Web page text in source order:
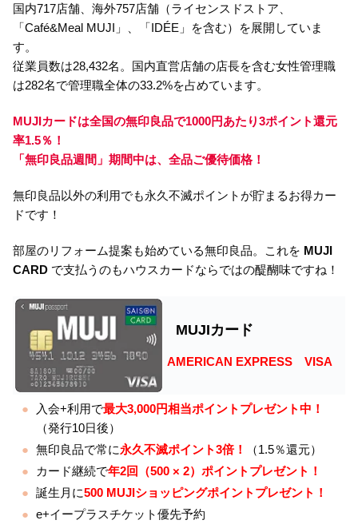
国内717店舗、海外757店舗（ライセンスドストア、
「Café&Meal MUJI」、「IDÉE」を含む）を展開していま
す。
従業員数は28,432名。国内直営店舗の店長を含む女性管理職
は282名で管理職全体の33.2%を占めています。
MUJIカードは全国の無印良品で1000円あたり3ポイント還元
率1.5％！
「無印良品週間」期間中は、全品ご優待価格！
無印良品以外の利用でも永久不滅ポイントが貯まるお得カー
ドです！
部屋のリフォーム提案も始めている無印良品。これを MUJI
CARD で支払うのもハウスカードならではの醍醐味ですね！
MUJIカード
AMERICAN EXPRESS VISA
入会+利用で最大3,000円相当ポイントプレゼント中！
（発行10日後）
無印良品で常に永久不滅ポイント3倍！
（1.5％還元）
カード継続で年2回（500 × 2）ポイントプレゼント！
誕生月に500 MUJIショッピングポイントプレゼント！
e+イープラスチケット優先予約